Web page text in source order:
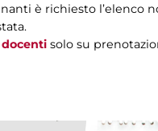
è richiesto l’elenco
solo su